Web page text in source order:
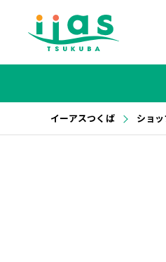
イーアスつくば ショ